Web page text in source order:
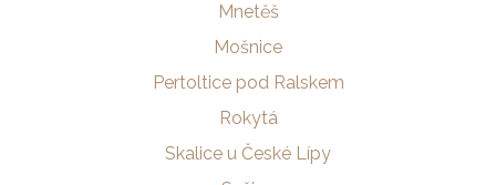
Mnetěš
Mošnice
Pertoltice pod Ralskem
Rokytá
Skalice u České Lípy